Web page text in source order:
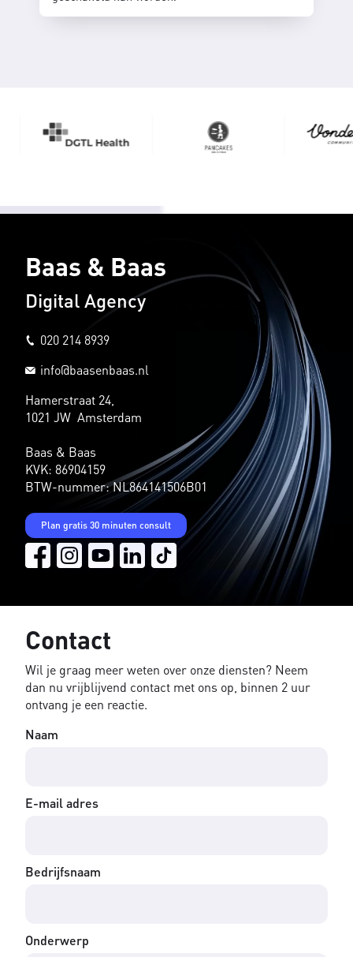
Baas & Baas
Digital Agency
020 214 8939
info@baasenbaas.nl
Hamerstraat 24,
1021 JW Amsterdam
Baas & Baas
KVK: 86904159
BTW-nummer: NL864141506B01
Plan gratis 30 minuten consult
Contact
Wil je graag meer weten over onze diensten? Neem
dan nu vrijblijvend contact met ons op, binnen 2 uur
ontvang je een reactie.
Naam
E-mail adres
Bedrijfsnaam
Onderwerp